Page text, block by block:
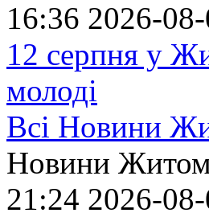
16:36 2026-
12 серпня у
молоді
Всі Новини
Новини
21:24 2026-